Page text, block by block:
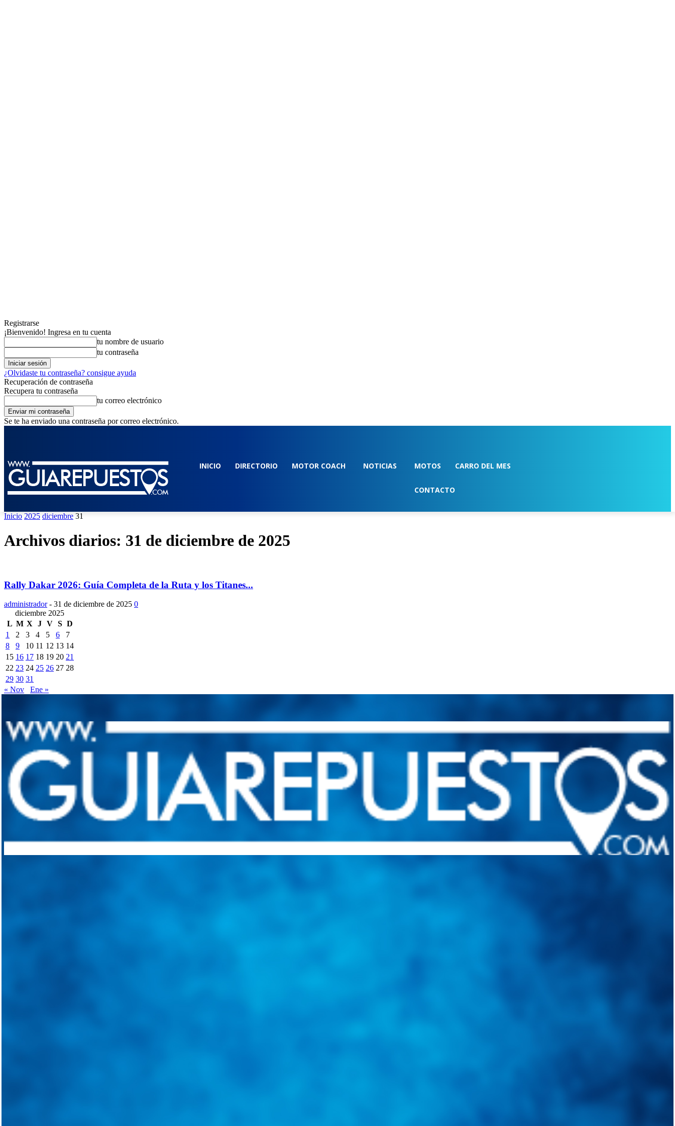
Registrarse
¡Bienvenido! Ingresa en tu cuenta
tu nombre de usuario
tu contraseña
¿Olvidaste tu contraseña? consigue ayuda
Recuperación de contraseña
Recupera tu contraseña
tu correo electrónico
Se te ha enviado una contraseña por correo electrónico.
INICIO DIRECTORIO MOTOR COACH NOTICIAS MOTOS CARRO DEL MES
CONTACTO
Inicio 2025 diciembre 31
Archivos diarios: 31 de diciembre de 2025
Rally Dakar 2026: Guía Completa de la Ruta y los Titanes...
administrador - 31 de diciembre de 2025 0
diciembre 2025
L M X J V S D
1
2 3 4 5 6
7
8
9 10 11 12 13 14
15 16 17 18 19 20 21
22 23 24 25 26 27 28
29 30 31
« Nov
Ene »